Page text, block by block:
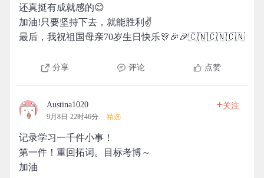
还真挺有成就感的😊
加油!只要坚持下去，就能胜利✌️
最后，我祝祖国母亲70岁生日快乐🎊🎉🎉🇨🇳🇨🇳🇨🇳
分享 评论 点赞
Austina1020
9月8日 22时46分 精选
+关注
记录学习一千件小事！
第一件！重回拓词。目标考博～
加油